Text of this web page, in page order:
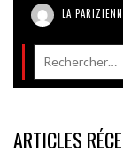
LA
ARTICLES